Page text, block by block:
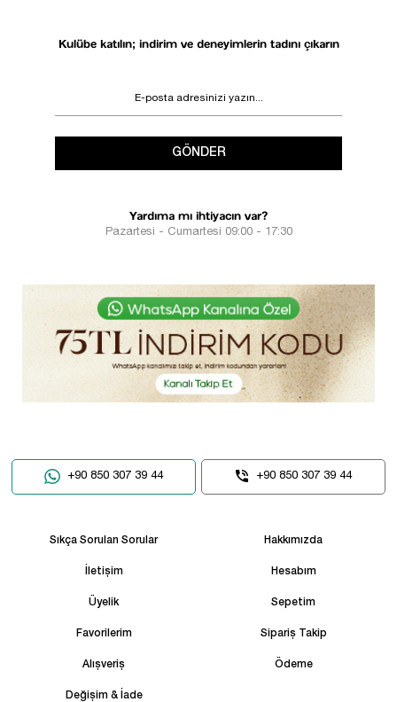
Kulübe katılın; indirim ve deneyimlerin tadını çıkarın
GÖNDER
Yardıma mı ihtiyacın var?
Pazartesi - Cumartesi 09:00 - 17:30
+90 850 307 39 44 +90 850 307 39 44
Sıkça Sorulan Sorular Hakkımızda
İletişim Hesabım
Üyelik Sepetim
Favorilerim Sipariş Takip
Alışveriş Ödeme
Değişim & İade